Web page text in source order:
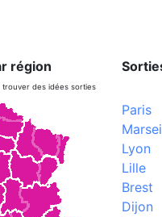
région
des idées sorties
Paris
Lyon
Lille
Brest
Dijon